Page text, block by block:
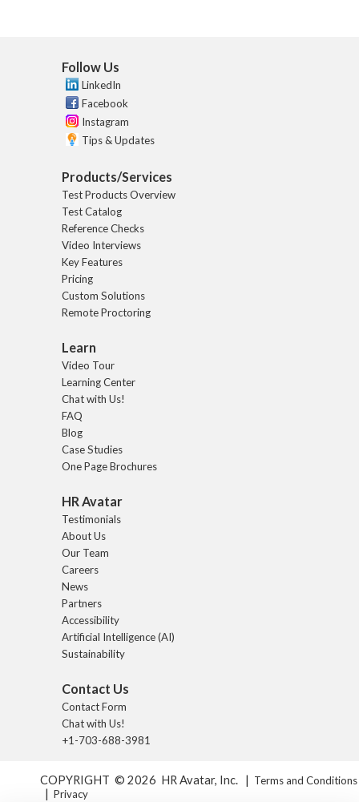
Follow Us
LinkedIn
Facebook
Instagram
Tips & Updates
Products/Services
Test Products Overview
Test Catalog
Reference Checks
Video Interviews
Key Features
Pricing
Custom Solutions
Remote Proctoring
Learn
Video Tour
Learning Center
Chat with Us!
FAQ
Blog
Case Studies
One Page Brochures
HR Avatar
Testimonials
About Us
Our Team
Careers
News
Partners
Accessibility
Artificial Intelligence (AI)
Sustainability
Contact Us
Contact Form
Chat with Us!
+1-703-688-3981
COPYRIGHT © 2026 HR Avatar, Inc. | Terms and Conditions
| Privacy